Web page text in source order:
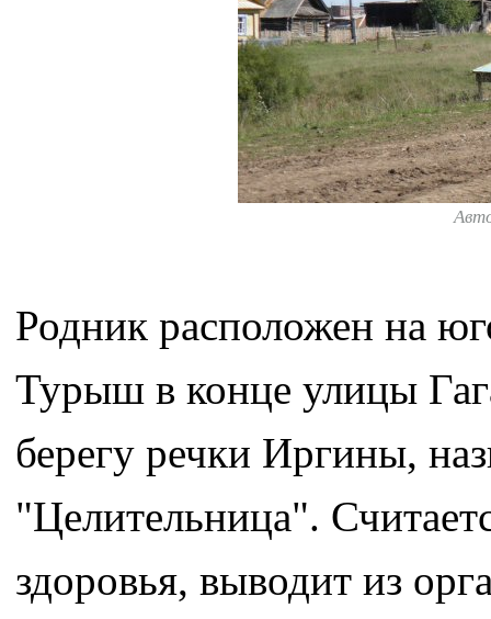
Родник расположен на
Турыш в конце улицы
берегу речки Иргины,
"Целительница".
здоровья, выводит из